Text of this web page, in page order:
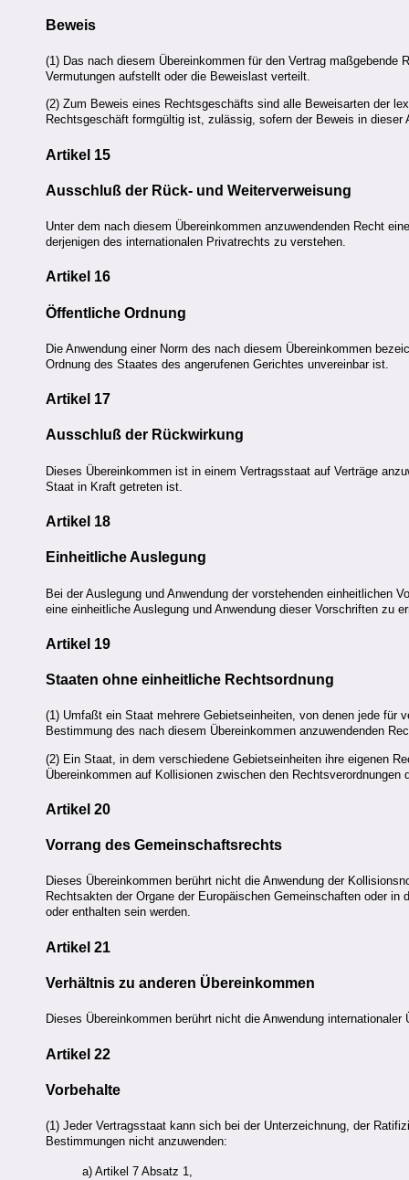
Beweis
(1) Das nach diesem Übereinkommen für den Vertrag
Vermutungen aufstellt oder die Beweislast verteilt.
(2) Zum Beweis eines Rechtsgeschäfts sind alle Beweisarten der
Rechtsgeschäft formgültig ist, zulässig, sofern der Beweis in
Artikel 15
Ausschluß der Rück- und Weiterverweisung
Unter dem nach diesem Übereinkommen anzuwendenden Recht
derjenigen des internationalen Privatrechts zu verstehen.
Artikel 16
Öffentliche Ordnung
Die Anwendung einer Norm des nach diesem Übereinkommen
Ordnung des Staates des angerufenen Gerichtes unvereinbar ist.
Artikel 17
Ausschluß der Rückwirkung
Dieses Übereinkommen ist in einem Vertragsstaat auf Verträge
Staat in Kraft getreten ist.
Artikel 18
Einheitliche Auslegung
Bei der Auslegung und Anwendung der vorstehenden einheitlichen
eine einheitliche Auslegung und Anwendung dieser Vorschriften zu
Artikel 19
Staaten ohne einheitliche Rechtsordnung
(1) Umfaßt ein Staat mehrere Gebietseinheiten, von denen jede für
Bestimmung des nach diesem Übereinkommen anzuwendenden
(2) Ein Staat, in dem verschiedene Gebietseinheiten ihre eigenen
Übereinkommen auf Kollisionen zwischen den Rechtsverordnungen
Artikel 20
Vorrang des Gemeinschaftsrechts
Dieses Übereinkommen berührt nicht die Anwendung der
Rechtsakten der Organe der Europäischen Gemeinschaften oder
oder enthalten sein werden.
Artikel 21
Verhältnis zu anderen Übereinkommen
Dieses Übereinkommen berührt nicht die Anwendung
Artikel 22
Vorbehalte
(1) Jeder Vertragsstaat kann sich bei der Unterzeichnung, der
Bestimmungen nicht anzuwenden:
a) Artikel 7 Absatz 1,